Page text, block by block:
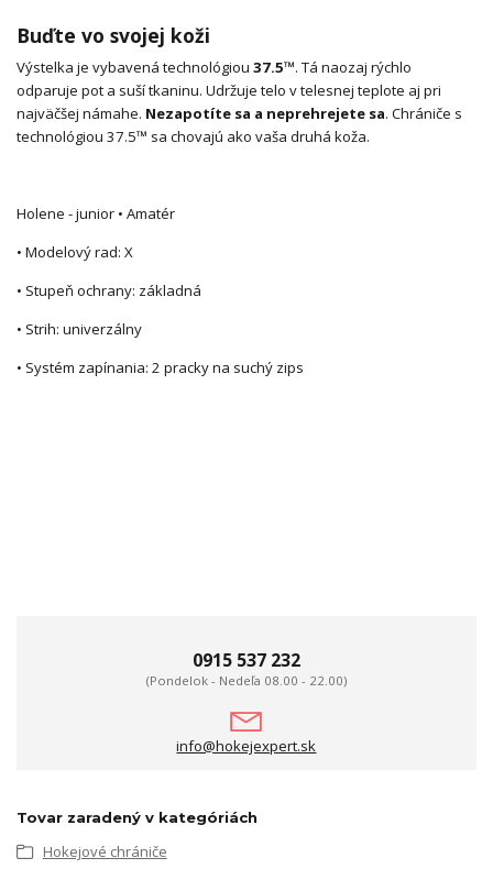
Buďte vo svojej koži
Výstelka je vybavená technológiou 37.5™. Tá naozaj rýchlo
odparuje pot a suší tkaninu. Udržuje telo v telesnej teplote aj pri
najväčšej námahe. Nezapotíte sa a neprehrejete sa. Chrániče s
technológiou 37.5™ sa chovajú ako vaša druhá koža.
Holene - junior • Amatér
• Modelový rad: X
• Stupeň ochrany: základná
• Strih: univerzálny
• Systém zapínania: 2 pracky na suchý zips
0915 537 232
(Pondelok - Nedeľa 08.00 - 22.00)
info@hokejexpert.sk
Tovar zaradený v kategóriách
Hokejové chrániče